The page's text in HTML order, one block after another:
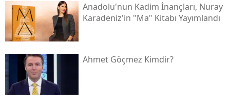
Anadolu'nun Kadim İnançları, Nuray
Karadeniz'in "ma" Kitabı Yayımlandı
Ahmet Göçmez Kimdir?